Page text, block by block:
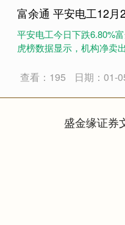
富余通 平安电工12月
平安电工今日下跌6.80%
虎榜数据显示，机构净卖
查看：195 日期：01-
盛金缘证券